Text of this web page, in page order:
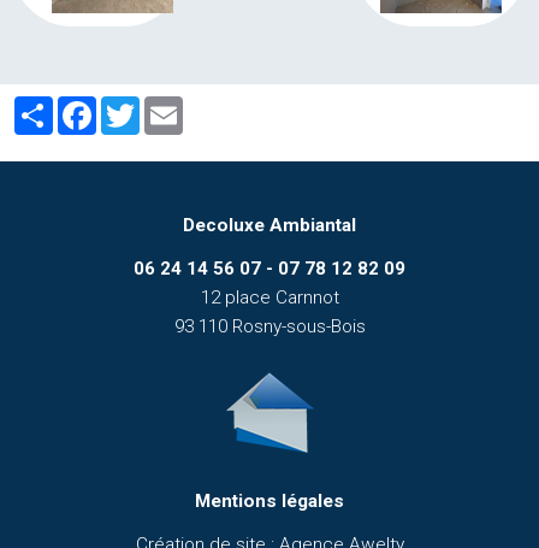
PartagerFacebook
Twitter
Decoluxe Ambiantal
06 24 14 56 07 - 07 78 12 82 09
12 place Carnnot
93 110 Rosny-sous-Bois
Mentions légales